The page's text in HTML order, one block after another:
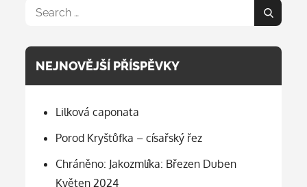
Search
Search
NEJNOVĚJŠÍ PŘÍSPĚVKY
Lilková caponata
Porod Kryštůfka – císařský řez
Chráněno: Jakozmlíka: Březen Duben
Květen 2024